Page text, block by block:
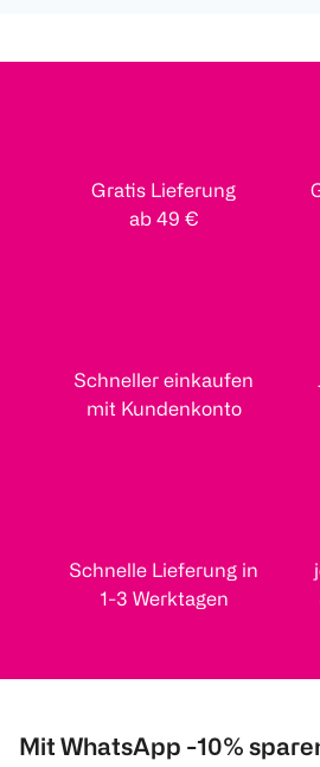
Gratis Lieferung
ab 49 €
Schneller einkaufen
mit Kundenkonto
Schnelle Lieferung in
1-3 Werktagen
Mit WhatsApp -10%